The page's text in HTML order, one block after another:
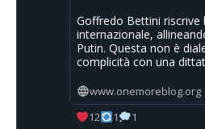
Goffredo Bettini
internazionale,
Putin. Questa non è
complicità con una
www.onemoreblog.org
12
1 1